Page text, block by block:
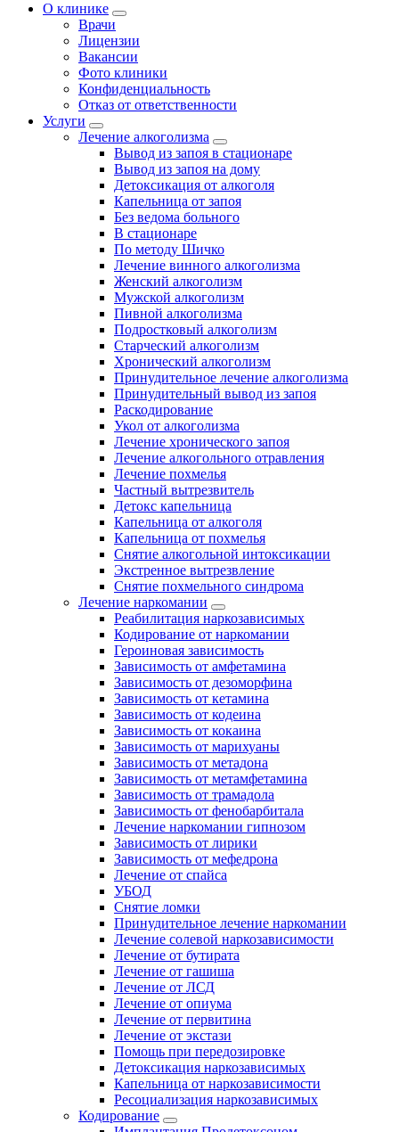
О клинике
Врачи
Лицензии
Вакансии
Фото клиники
Конфиденциальность
Отказ от ответственности
Услуги
Лечение алкоголизма
Вывод из запоя в стационаре
Вывод из запоя на дому
Детоксикация от алкоголя
Капельница от запоя
Без ведома больного
В стационаре
По методу Шичко
Лечение винного алкоголизма
Женский алкоголизм
Мужской алкоголизм
Пивной алкоголизма
Подростковый алкоголизм
Старческий алкоголизм
Хронический алкоголизм
Принудительное лечение алкоголизма
Принудительный вывод из запоя
Раскодирование
Укол от алкоголизма
Лечение хронического запоя
Лечение алкогольного отравления
Лечение похмелья
Частный вытрезвитель
Детокс капельница
Капельница от алкоголя
Капельница от похмелья
Снятие алкогольной интоксикации
Экстренное вытрезвление
Снятие похмельного синдрома
Лечение наркомании
Реабилитация наркозависимых
Кодирование от наркомании
Героиновая зависимость
Зависимость от амфетамина
Зависимость от дезоморфина
Зависимость от кетамина
Зависимость от кодеина
Зависимость от кокаина
Зависимость от марихуаны
Зависимость от метадона
Зависимость от метамфетамина
Зависимость от трамадола
Зависимость от фенобарбитала
Лечение наркомании гипнозом
Зависимость от лирики
Зависимость от мефедрона
Лечение от спайса
УБОД
Снятие ломки
Принудительное лечение наркомании
Лечение солевой наркозависимости
Лечение от бутирата
Лечение от гашиша
Лечение от ЛСД
Лечение от опиума
Лечение от первитина
Лечение от экстази
Помощь при передозировке
Детоксикация наркозависимых
Капельница от наркозависимости
Ресоциализация наркозависимых
Кодирование